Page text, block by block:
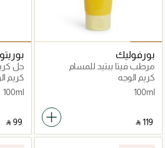
بورفوليك
مرطب فيتا ببتيد للمسام
كريم الوجه
100ml
‎ ⃁ ⁦119⁩ ‎
بوريتو
جل
كريم
100ml
‎ ⃁ ⁦99⁩ ‎